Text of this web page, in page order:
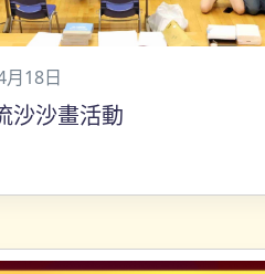
月18日
沙沙畫活動